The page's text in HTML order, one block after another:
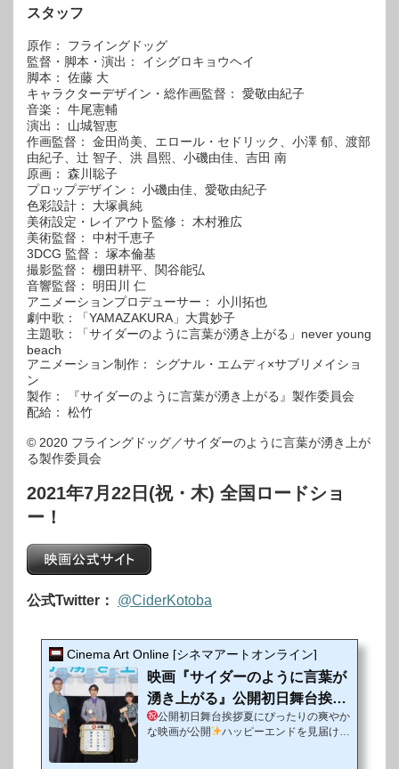
スタッフ
原作： フライングドッグ
監督・脚本・演出： イシグロキョウヘイ
脚本： 佐藤 ⼤
キャラクターデザイン・総作画監督： 愛敬由紀⼦
⾳楽： ⽜尾憲輔
演出： ⼭城智恵
作画監督： ⾦⽥尚美、エロール・セドリック、⼩澤 郁、渡部
由紀⼦、辻 智⼦、洪 昌熙、⼩磯由佳、吉⽥ 南
原画： 森川聡⼦
プロップデザイン： ⼩磯由佳、愛敬由紀⼦
⾊彩設計： ⼤塚眞純
美術設定・レイアウト監修： ⽊村雅広
美術監督： 中村千恵⼦
3DCG 監督： 塚本倫基
撮影監督： 棚⽥耕平、関⾕能弘
⾳響監督： 明⽥川 仁
アニメーションプロデューサー： ⼩川拓也
劇中歌：「YAMAZAKURA」⼤貫妙⼦
主題歌：「サイダーのように⾔葉が湧き上がる」never young
beach
アニメーション制作： シグナル・エムディ×サブリメイショ
ン
製作： 『サイダーのように⾔葉が湧き上がる』製作委員会
配給： 松⽵
© 2020 フライングドッグ／サイダーのように⾔葉が湧き上が
る製作委員会
2021年7月22日(祝・木) 全国ロードショ
ー！
公式Twitter： @CiderKotoba
Cinema Art Online [シネマアートオンライン]
映画『サイダーのように言葉が
湧き上がる』公開初日舞台挨拶
レポート
公開初日舞台挨拶夏にぴったりの爽やか
な映画が公開
ハッピーエンドを見届けよ